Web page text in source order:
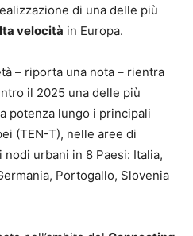
di una delle più
velocità in Europa.
– riporta una nota – rientra
il 2025 una delle più
potenza lungo i principali
(TEN-T), nelle aree di
urbani in 8 Paesi: Italia,
Portogallo, Slovenia